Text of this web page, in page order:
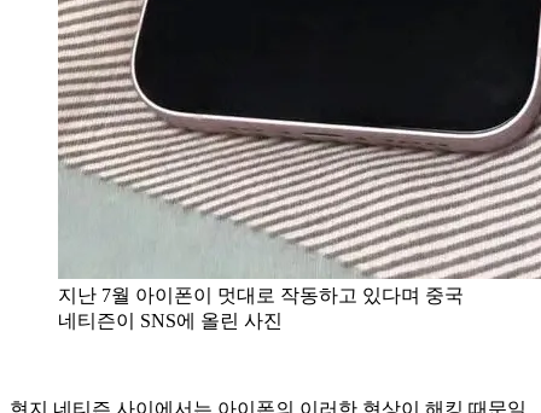
지난 7월 아이폰이 멋대로 작동하고 있다며 중국
네티즌이 SNS에 올린 사진
현지 네티즌 사이에서는 아이폰의 이러한 현상이 해킹 때문일